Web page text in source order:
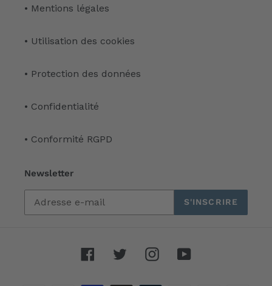
• Mentions légales
• Utilisation des cookies
• Protection des données
• Confidentialité
• Conformité RGPD
Newsletter
S'INSCRIRE
FacebookTwitterInstagram